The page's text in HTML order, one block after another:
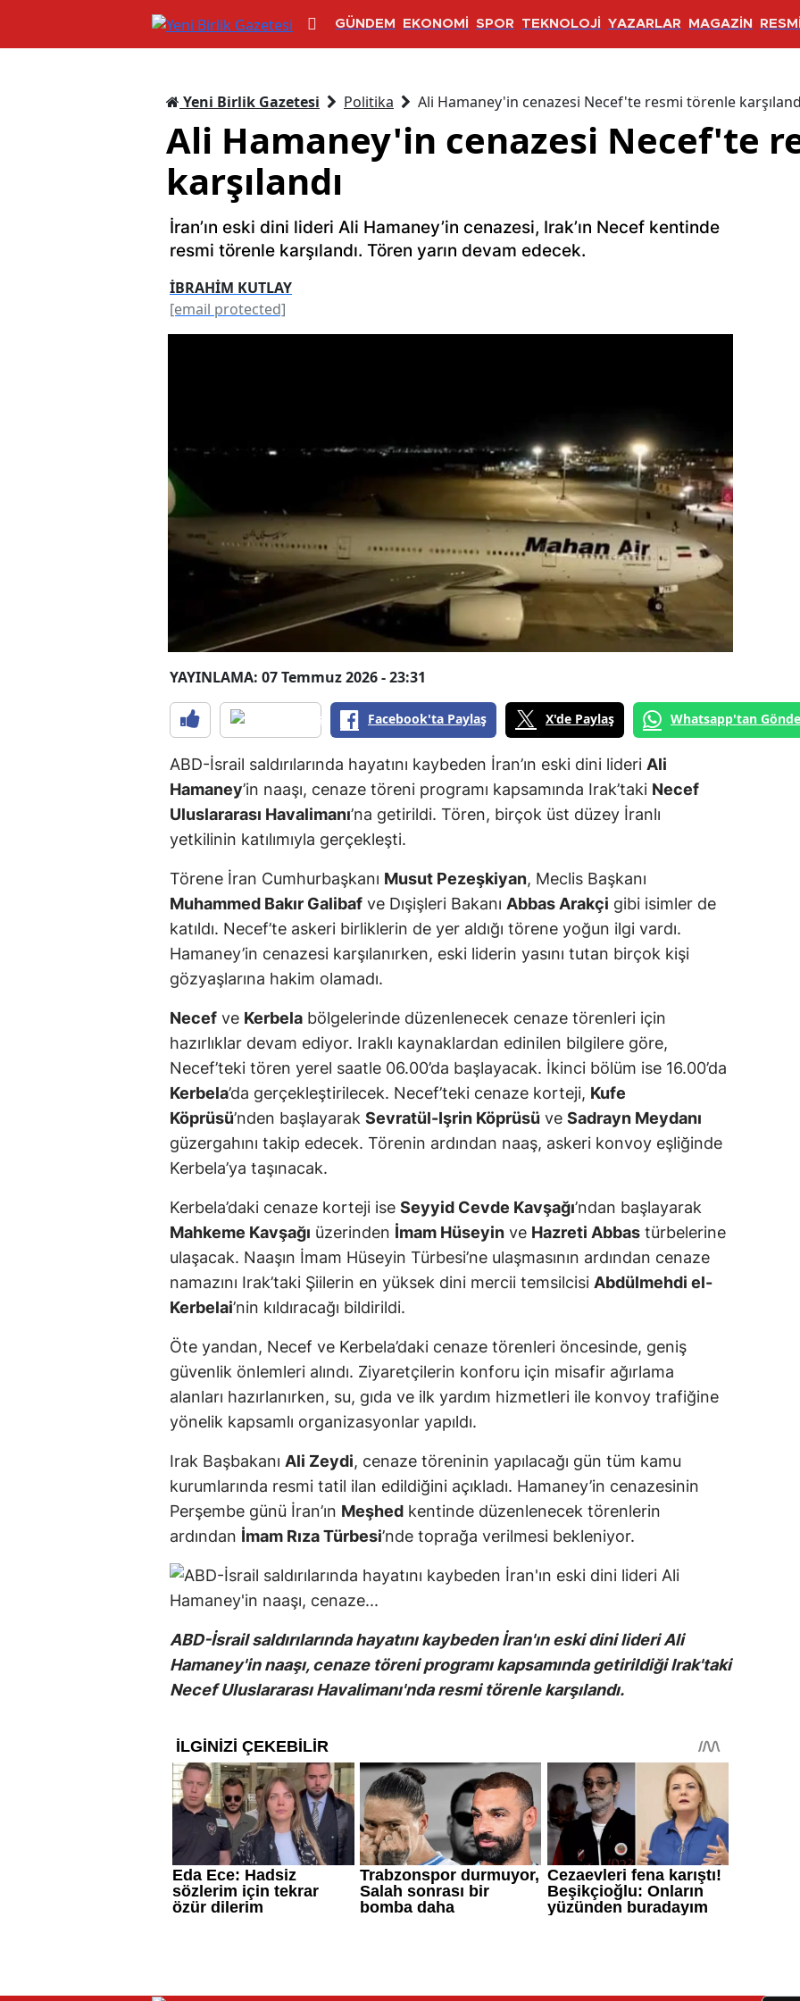
GÜNDEM EKONOMİ SPOR TEKNOLOJİ YAZARLAR MAGAZİN
Yeni Birlik Gazetesi Politika Ali Hamaney'in cenazesi Necef'te resmi törenle
Ali Hamaney'in cenazesi Necef'te
karşılandı
İran’ın eski dini lideri Ali Hamaney’in cenazesi, Irak’ın Necef kentinde
resmi törenle karşılandı. Tören yarın devam edecek.
İBRAHİM KUTLAY
[email protected]
YAYINLAMA: 07 Temmuz 2026 - 23:31
Facebook'ta Paylaş X'de Paylaş Whatsapp'tan
ABD-İsrail saldırılarında hayatını kaybeden İran’ın eski dini lideri Ali
Hamaney’in naaşı, cenaze töreni programı kapsamında Irak’taki Necef
Uluslararası Havalimanı’na getirildi. Tören, birçok üst düzey İranlı
yetkilinin katılımıyla gerçekleşti.
Törene İran Cumhurbaşkanı Musut Pezeşkiyan, Meclis Başkanı
Muhammed Bakır Galibaf ve Dışişleri Bakanı Abbas Arakçi gibi isimler de
katıldı. Necef’te askeri birliklerin de yer aldığı törene yoğun ilgi vardı.
Hamaney’in cenazesi karşılanırken, eski liderin yasını tutan birçok kişi
gözyaşlarına hakim olamadı.
Necef ve Kerbela bölgelerinde düzenlenecek cenaze törenleri için
hazırlıklar devam ediyor. Iraklı kaynaklardan edinilen bilgilere göre,
Necef’teki tören yerel saatle 06.00’da başlayacak. İkinci bölüm ise 16.00’da
Kerbela’da gerçekleştirilecek. Necef’teki cenaze korteji, Kufe
Köprüsü’nden başlayarak Sevratül-Işrin Köprüsü ve Sadrayn Meydanı
güzergahını takip edecek. Törenin ardından naaş, askeri konvoy eşliğinde
Kerbela’ya taşınacak.
Kerbela’daki cenaze korteji ise Seyyid Cevde Kavşağı’ndan başlayarak
Mahkeme Kavşağı üzerinden İmam Hüseyin ve Hazreti Abbas türbelerine
ulaşacak. Naaşın İmam Hüseyin Türbesi’ne ulaşmasının ardından cenaze
namazını Irak’taki Şiilerin en yüksek dini mercii temsilcisi Abdülmehdi el-
Kerbelai’nin kıldıracağı bildirildi.
Öte yandan, Necef ve Kerbela’daki cenaze törenleri öncesinde, geniş
güvenlik önlemleri alındı. Ziyaretçilerin konforu için misafir ağırlama
alanları hazırlanırken, su, gıda ve ilk yardım hizmetleri ile konvoy trafiğine
yönelik kapsamlı organizasyonlar yapıldı.
Irak Başbakanı Ali Zeydi, cenaze töreninin yapılacağı gün tüm kamu
kurumlarında resmi tatil ilan edildiğini açıkladı. Hamaney’in cenazesinin
Perşembe günü İran’ın Meşhed kentinde düzenlenecek törenlerin
ardından İmam Rıza Türbesi’nde toprağa verilmesi bekleniyor.
ABD-İsrail saldırılarında hayatını kaybeden İran'ın eski dini lideri Ali
Hamaney'in naaşı, cenaze töreni programı kapsamında getirildiği Irak'taki
Necef Uluslararası Havalimanı'nda resmi törenle karşılandı.